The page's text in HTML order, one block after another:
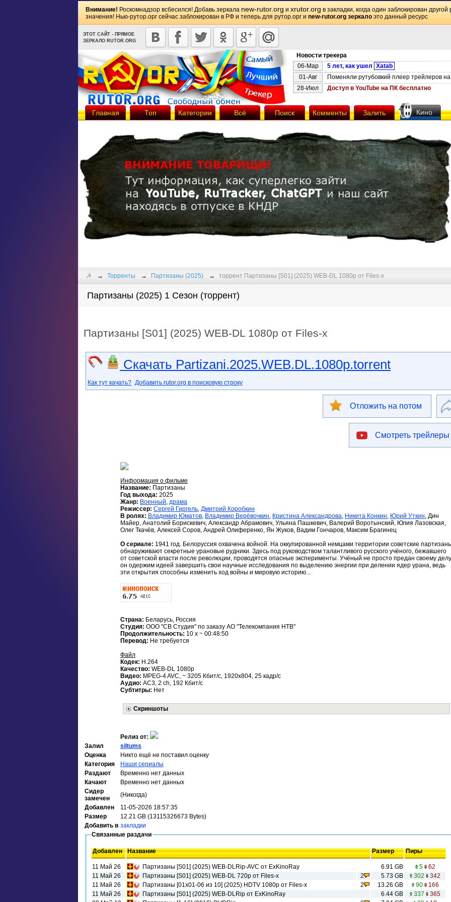
Внимание! Роскомнадзор всбесился! Добавь зеркала new-rutor.org и xrutor.org в закладки, когда один заблокирован
значения! Нью-рутор.орг сейчас заблокирован в РФ и теперь для рутор.орг и new-rutor.org зеркало это данный ресурс
ЭТОТ САЙТ - ПРЯМОЕ
ЗЕРКАЛО RUTOR.ORG
Новости трекера
06-Мар
5 лет, как ушел Xatab
01-Авг
Поменяли рутубовкий плеер трейлеров
28-Июл
Доступ в YouTube на ПК бесплатно
Главная Топ Категории Всё Поиск Комменты Залить Кино
☭ Торренты Партизаны (2025) торрент Партизаны [S01] (2025) WEB-DL 1080p от Files-x
Партизаны (2025) 1 Сезон (торрент)
Партизаны [S01] (2025) WEB-DL 1080p от Files-x
Скачать Partizani.2025.WEB.DL.1080p.torrent
Как тут качать? Добавить rutor.org в поисковую строку
Отложить на потом
Смотреть трейлеры
Информация о фильме
Название: Партизаны
Год выхода: 2025
Жанр: Военный, драма
Режиссер: Сергей Гиргель, Дмитрий Коробкин
В ролях: Владимир Юматов, Владимир Верёвочкин, Кристина Александрова, Никита Конкин, Юрий Уткин, Дин
Майер, Анатолий Борискевич, Александр Абрамович, Ульяна Пашкевич, Валерий Воротынский, Юлия Лазовская,
Олег Ткачёв, Алексей Соров, Андрей Олиференко, Ян Жуков, Вадим Гончаров, Максим Брагинец
О сериале: 1941 год. Белоруссия охвачена войной. На оккупированной немцами территории советские
обнаруживают секретные урановые рудники. Здесь под руководством талантливого русского учёного, бежавшего
от советской власти после революции, проводятся опасные эксперименты. Учёный не просто предан своему
он одержим идеей завершить свои научные исследования по выделению энергии при делении ядер урана, ведь
эти открытия способны изменить ход войны и мировую историю...
Страна: Беларусь, Россия
Студия: ООО "СВ Студия" по заказу АО "Телекомпания НТВ"
Продолжительность: 10 x ~ 00:48:50
Перевод: Не требуется
Файл
Кодек: H.264
Качество: WEB-DL 1080p
Видео: MPEG-4 AVC, ~ 3205 Кбит/с, 1920х804, 25 кадр/с
Аудио: AC3, 2 ch, 192 Кбит/с
Субтитры: Нет
Скриншоты
Релиз от:
Залил
siltums
Оценка
Никто ещё не поставил оценку
Категория
Наши сериалы
Раздают
Временно нет данных
Качают
Временно нет данных
Сидер
замечен
(Никогда)
Добавлен
11-05-2026 18:57:35
Размер
12.21 GB (13115326673 Bytes)
Добавить в закладки
Связанные раздачи
Добавлен Название Размер Пиры
11 Май 26 Партизаны [S01] (2025) WEB-DLRip-AVC от ExKinoRay 6.91 GB 5 62
11 Май 26
Партизаны [S01] (2025) WEB-DL 720p от Files-x 2 5.73 GB 302
342
11 Май 26
Партизаны [01х01-06 из 10] (2025) HDTV 1080р от Files-x 2 13.26 GB 90 166
11 Май 26
Партизаны [S01] (2025) WEB-DLRip от ExKinoRay 6.44 GB 337
365